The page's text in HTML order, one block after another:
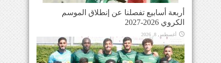
أربعة أسابيع تفصلنا عن إنطلاق الموسم
الكروي 2026-2027
أغسطس 8, 2026